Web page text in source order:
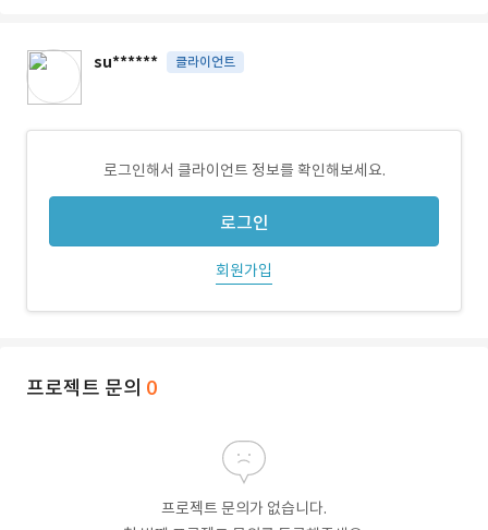
su****** 클라이언트
로그인해서 클라이언트 정보를 확인해보세요.
로그인
회원가입
프로젝트 문의 0
프로젝트 문의가 없습니다.